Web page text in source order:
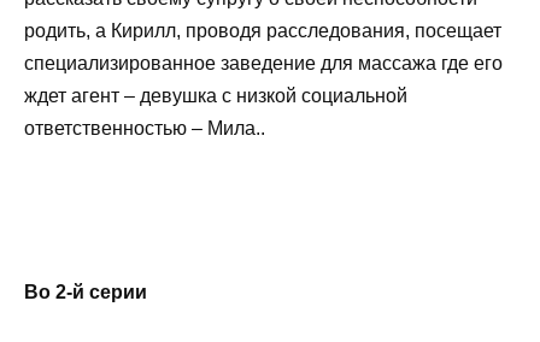
родить, а Кирилл, проводя расследования, посещает
специализированное заведение для массажа где его
ждет агент – девушка с низкой социальной
ответственностью – Мила..
Во 2-й серии